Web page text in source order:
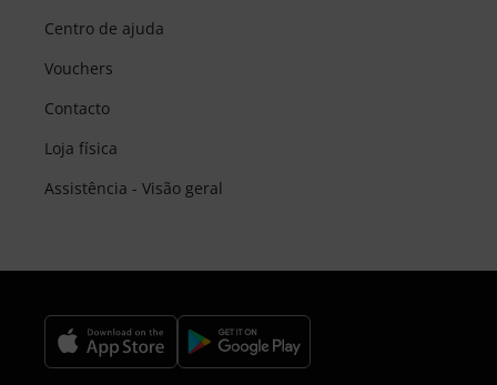
Centro de ajuda
Vouchers
Contacto
Loja física
Assistência - Visão geral